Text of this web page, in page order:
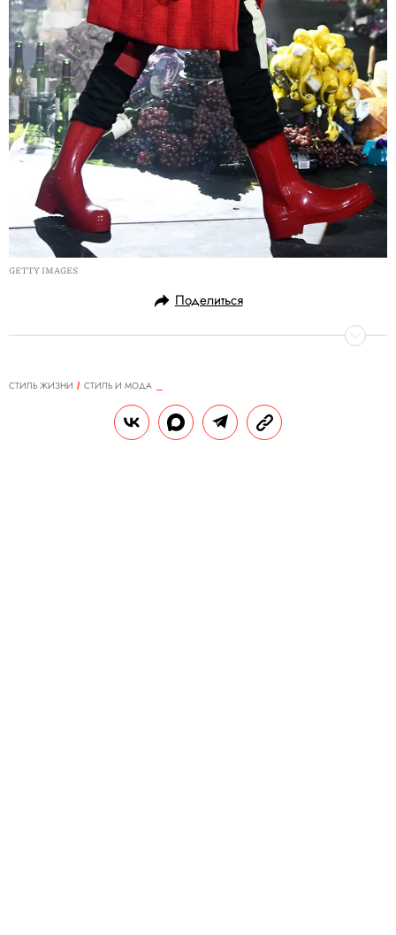
GETTY IMAGES
Поделиться
СТИЛЬ ЖИЗНИ
СТИЛЬ И МОДА
ОБНОВЛЕНО 14.02.2026, 20:30
Классные парни на Неделе